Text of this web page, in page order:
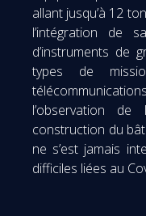
allant jusqu’à 12
l’intégration de
d’instruments de
types de
l’observation
construction du
ne s’est jamais
difficiles liées au